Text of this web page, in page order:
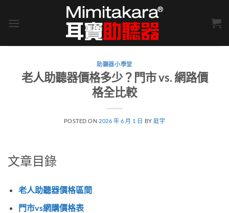
助聽器小學堂
老人助聽器價格多少？門市 vs. 網路價
格全比較
POSTED ON 2026 年 6 月 1 日 BY 庭宇
文章目錄
老人助聽器價格區間
門市vs網購價格表